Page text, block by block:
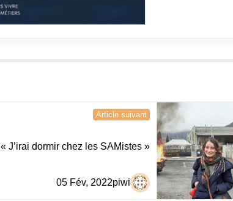
Article suivant
« J’irai dormir chez les SAMistes »
piwi
05 Fév, 2022